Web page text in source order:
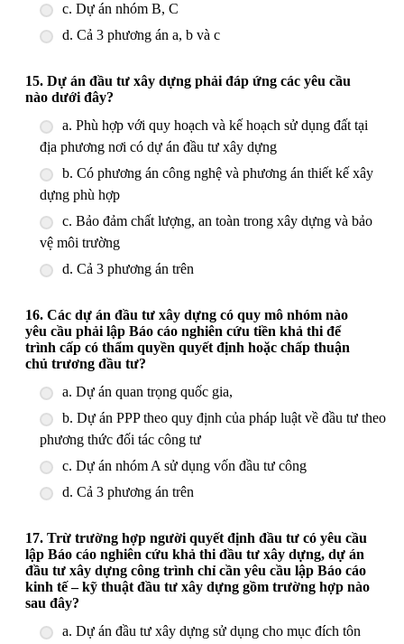
c. Dự án nhóm B, C
d. Cả 3 phương án a, b và c
15. Dự án đầu tư xây dựng phải đáp ứng các yêu cầu
nào dưới đây?
a. Phù hợp với quy hoạch và kế hoạch sử dụng đất tại
địa phương nơi có dự án đầu tư xây dựng
b. Có phương án công nghệ và phương án thiết kế xây
dựng phù hợp
c. Bảo đảm chất lượng, an toàn trong xây dựng và bảo
vệ môi trường
d. Cả 3 phương án trên
16. Các dự án đầu tư xây dựng có quy mô nhóm nào
yêu cầu phải lập Báo cáo nghiên cứu tiền khả thi để
trình cấp có thẩm quyền quyết định hoặc chấp thuận
chủ trương đầu tư?
a. Dự án quan trọng quốc gia,
b. Dự án PPP theo quy định của pháp luật về đầu tư theo
phương thức đối tác công tư
c. Dự án nhóm A sử dụng vốn đầu tư công
d. Cả 3 phương án trên
17. Trừ trường hợp người quyết định đầu tư có yêu cầu
lập Báo cáo nghiên cứu khả thi đầu tư xây dựng, dự án
đầu tư xây dựng công trình chỉ cần yêu cầu lập Báo cáo
kinh tế – kỹ thuật đầu tư xây dựng gồm trường hợp nào
sau đây?
a. Dự án đầu tư xây dựng sử dụng cho mục đích tôn